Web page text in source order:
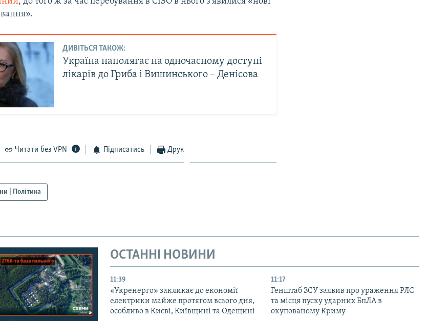
ДИВІТЬСЯ ТАКОЖ:
Україна наполягає на одночасному доступі
лікарів до Гриба і Вишинського – Денісова
Читати без VPN Підписатись Друк
| Політика
ОСТАННІ НОВИНИ
11:39
«Укренерго» закликає до економії
електрики майже протягом всього дня,
особливо в Києві, Київщині та Одещині
11:17
Генштаб ЗСУ заявив про ураження РЛС
та місця пуску ударних БпЛА в
окупованому Криму